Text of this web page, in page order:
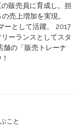
販売員に育成し。担
売上増加を実現。
ーとして活躍。 2017
ーランスとしてスタ
の「販売トレーナ
こと